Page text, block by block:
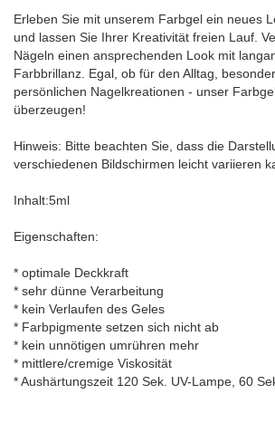
Erleben Sie mit unserem Farbgel ein neues
und lassen Sie Ihrer Kreativität freien Lauf.
Nägeln einen ansprechenden Look mit
Farbbrillanz. Egal, ob für den Alltag,
persönlichen Nagelkreationen - unser
überzeugen!
Hinweis: Bitte beachten Sie, dass die
verschiedenen Bildschirmen leicht variieren
Inhalt:5ml
Eigenschaften:
* optimale Deckkraft
* sehr dünne Verarbeitung
* kein Verlaufen des Geles
* Farbpigmente setzen sich nicht ab
* kein unnötigen umrühren mehr
* mittlere/cremige Viskosität
* Aushärtungszeit 120 Sek. UV-Lampe, 60